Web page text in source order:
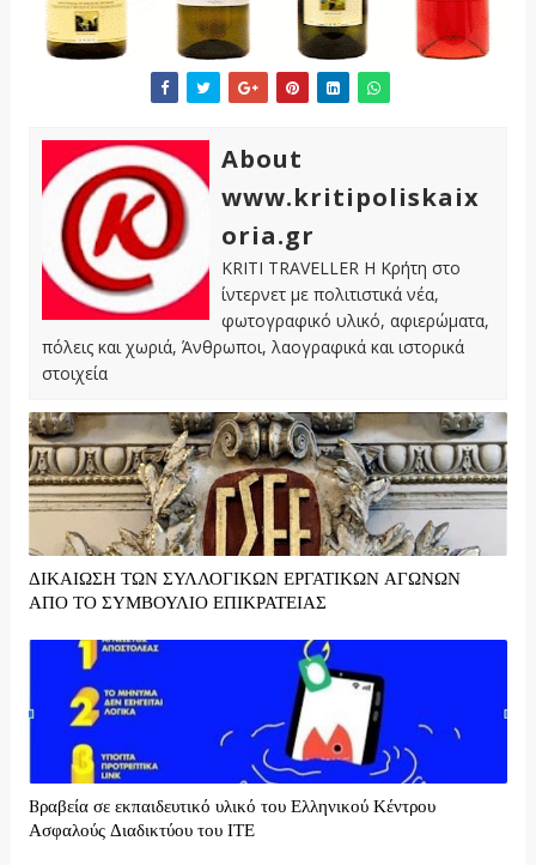
About
www.kritipoliskaix
oria.gr
KRITI TRAVELLER Η Κρήτη στο
ίντερνετ με πολιτιστικά νέα,
φωτογραφικό υλικό, αφιερώματα,
πόλεις και χωριά, Άνθρωποι, λαογραφικά και ιστορικά
στοιχεία
ΔΙΚΑΙΩΣΗ ΤΩΝ ΣΥΛΛΟΓΙΚΩΝ ΕΡΓΑΤΙΚΩΝ ΑΓΩΝΩΝ
ΑΠΟ ΤΟ ΣΥΜΒΟΥΛΙΟ ΕΠΙΚΡΑΤΕΙΑΣ
Bραβεία σε εκπαιδευτικό υλικό του Ελληνικού Κέντρου
Ασφαλούς Διαδικτύου του ΙΤΕ